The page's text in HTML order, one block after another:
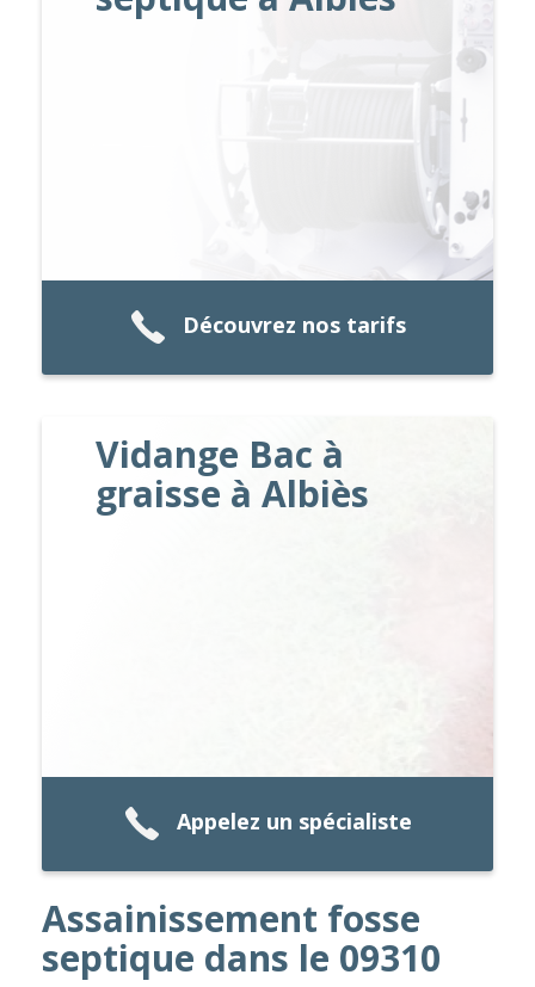
Découvrez nos tarifs
Vidange Bac à
graisse à Albiès
Appelez un spécialiste
Assainissement fosse
septique dans le 09310